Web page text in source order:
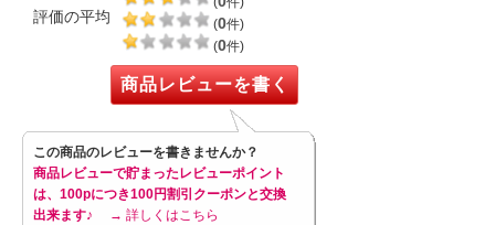
評価の平均
(0件)
(0件)
商品レビューを書く
この商品のレビューを書きませんか？
商品レビューで貯まったレビューポイント
は、100pにつき100円割引クーポンと交換
出来ます♪
→ 詳しくはこちら